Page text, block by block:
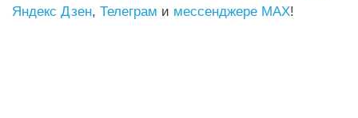
Яндекс Дзен, Телеграм и мессенджере MAX!